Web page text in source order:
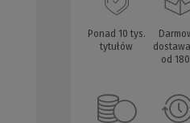
Ponad 10 tys.
tytułów
od